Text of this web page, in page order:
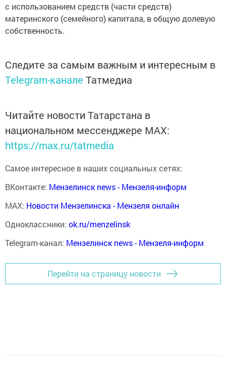
с использованием средств (части средств)
материнского (семейного) капитала, в общую долевую
собственность.
Следите за самым важным и интересным в
Telegram-канале Татмедиа
Читайте новости Татарстана в
национальном мессенджере MАХ:
https://max.ru/tatmedia
Самое интересное в наших социальных сетях:
ВКонтакте: Мензелинск news - Мензеля-информ
MAX: Новости Мензелинска - Мензеля онлайн
Одноклассники: ok.ru/menzelinsk
Telegram-канал: Мензелинск news - Мензеля-информ
Перейти на страницу новости